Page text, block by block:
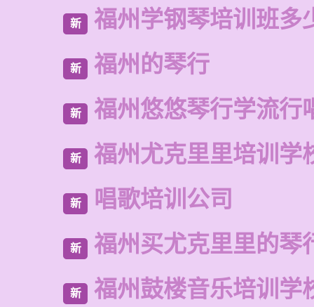
新 福州学钢琴培训班多
新 福州的琴行
新 福州悠悠琴行学流行
新 福州尤克里里培训学
新 唱歌培训公司
新 福州买尤克里里的琴
新 福州鼓楼音乐培训学